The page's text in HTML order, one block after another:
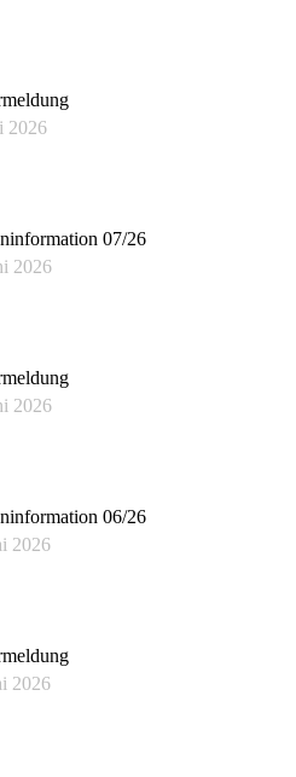
2026
07/26
2026
2026
06/26
2026
2026